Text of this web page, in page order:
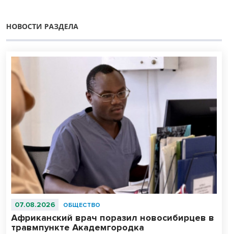
НОВОСТИ РАЗДЕЛА
07.08.2026 ОБЩЕСТВО
Африканский врач поразил новосибирцев в
травмпункте Академгородка